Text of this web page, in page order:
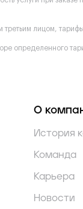
лицом, тарифы
определенного
О
История
Команда
Карьера
Новости